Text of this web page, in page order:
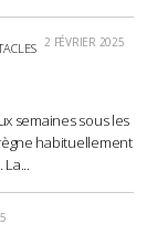
2 FÉVRIER 2025
semaines sous les
habituellement